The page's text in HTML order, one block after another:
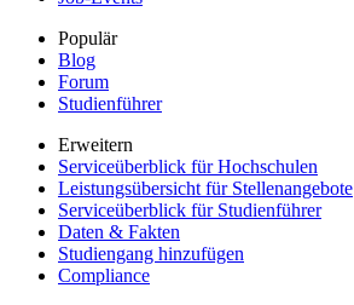
Populär
Blog
Forum
Studienführer
Erweitern
Serviceüberblick für Hochschulen
Leistungsübersicht für Stellenangebote
Serviceüberblick für Studienführer
Daten & Fakten
Studiengang hinzufügen
Compliance